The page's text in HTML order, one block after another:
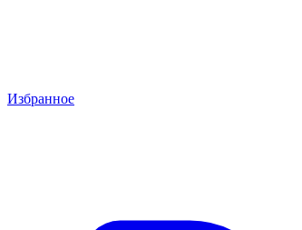
Избранное